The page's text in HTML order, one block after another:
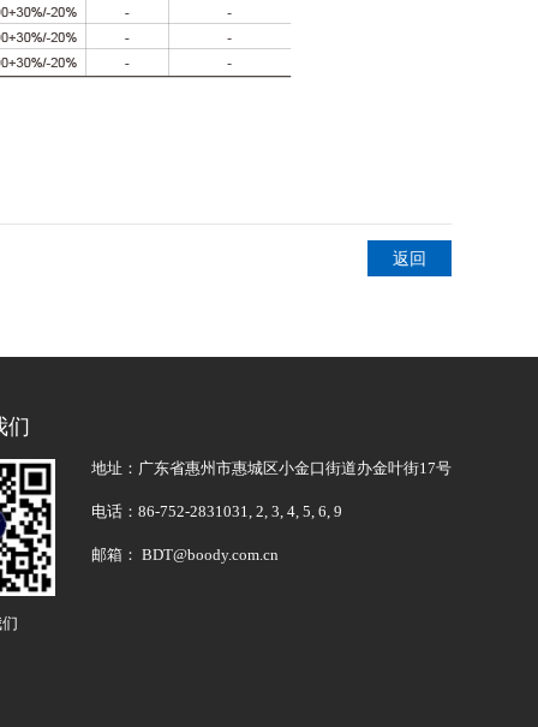
返回
们
地址：广东省惠州市惠城区小金口街道办金叶街17号
电话：86-752-2831031, 2, 3, 4, 5, 6, 9
邮箱： BDT@boody.com.cn